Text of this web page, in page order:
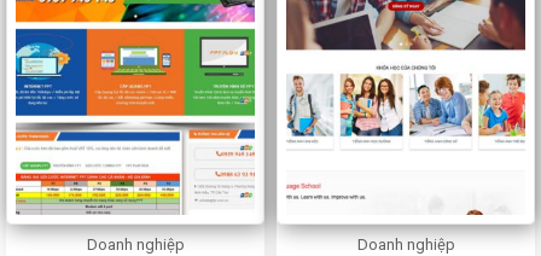
Doanh nghiệp Doanh nghiệp